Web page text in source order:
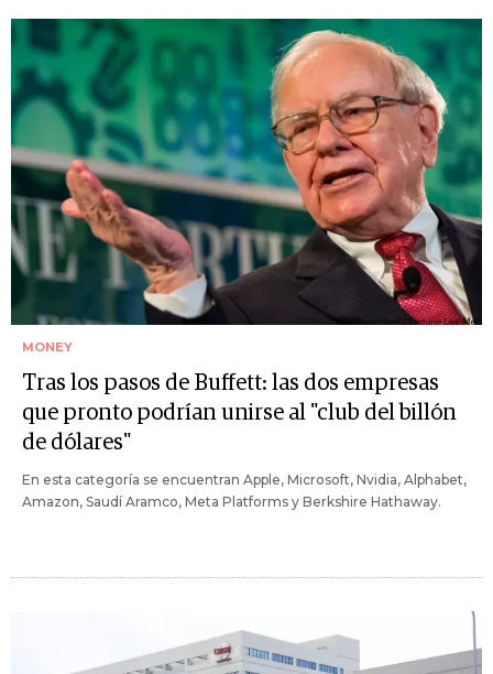
MONEY
Tras los pasos de Buffett: las dos empresas
que pronto podrían unirse al "club del billón
de dólares"
En esta categoría se encuentran Apple, Microsoft, Nvidia, Alphabet,
Amazon, Saudí Aramco, Meta Platforms y Berkshire Hathaway.